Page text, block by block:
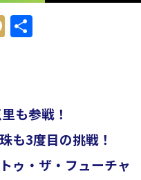
ョ
Mixi
も参戦！
も3度目の挑戦！
ゥ・ザ・フューチャ